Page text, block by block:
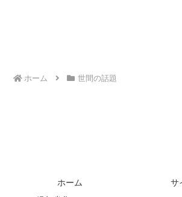
ホーム 世間の話題
ホーム
サ